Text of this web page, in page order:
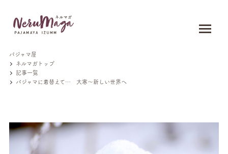
パジャマ屋
ネルマガトップ
記事一覧
パジャマに着替えて… 大寒～新しい世界へ